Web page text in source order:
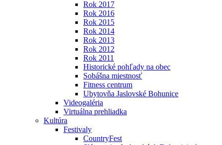
Rok 2017
Rok 2016
Rok 2015
Rok 2014
Rok 2013
Rok 2012
Rok 2011
Historické pohľady na obec
Sobášna miestnosť
Fitness centrum
Ubytovňa Jaslovské Bohunice
Videogaléria
Virtuálna prehliadka
Kultúra
Festivaly
CountryFest